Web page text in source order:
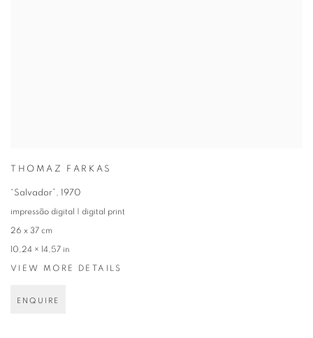
THOMAZ FARKAS
“Salvador” , 1970
impressão digital | digital print
26 x 37 cm
10,24 × 14,57 in
VIEW MORE DETAILS
ENQUIRE